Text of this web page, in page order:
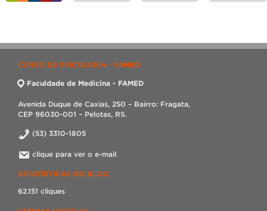
CURSO DE PSICOLOGIA - FAMED
Faculdade de Medicina - FAMED
Avenida Duque de Caxias, 250 – Bairro: Fragata,
CEP 96030-001 – Pelotas, RS.
(53) 3310-1805
clique para ver o e-mail
ESTATÍSTICAS DO BLOG
62.151 cliques